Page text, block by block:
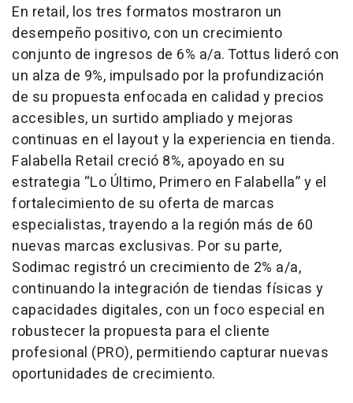
En retail, los tres formatos mostraron un
desempeño positivo, con un crecimiento
conjunto de ingresos de 6% a/a. Tottus lideró con
un alza de 9%, impulsado por la profundización
de su propuesta enfocada en calidad y precios
accesibles, un surtido ampliado y mejoras
continuas en el layout y la experiencia en tienda.
Falabella Retail creció 8%, apoyado en su
estrategia “Lo Último, Primero en Falabella” y el
fortalecimiento de su oferta de marcas
especialistas, trayendo a la región más de 60
nuevas marcas exclusivas. Por su parte,
Sodimac registró un crecimiento de 2% a/a,
continuando la integración de tiendas físicas y
capacidades digitales, con un foco especial en
robustecer la propuesta para el cliente
profesional (PRO), permitiendo capturar nuevas
oportunidades de crecimiento.